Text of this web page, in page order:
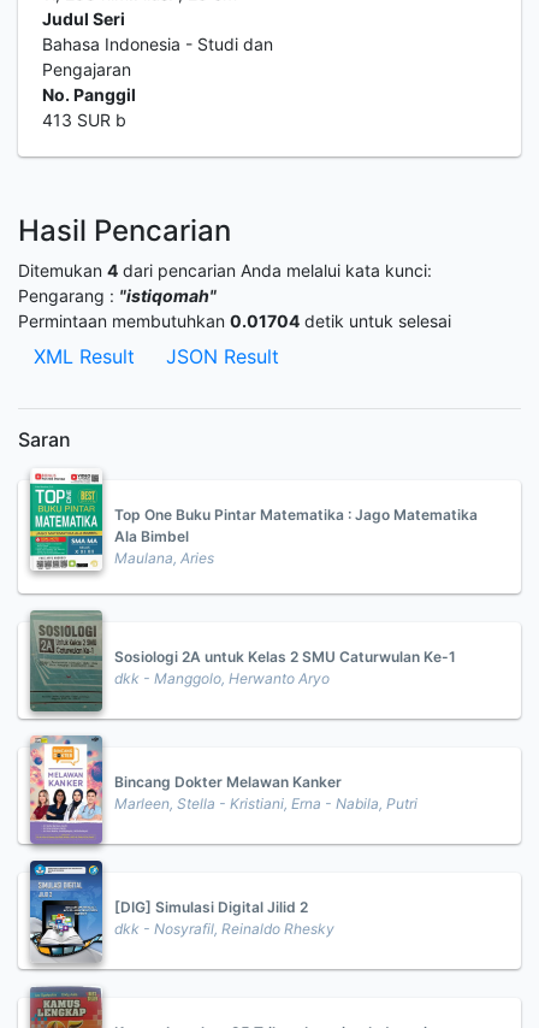
Judul Seri
Bahasa Indonesia - Studi dan
Pengajaran
No. Panggil
413 SUR b
Hasil Pencarian
Ditemukan 4 dari pencarian Anda melalui kata kunci:
Pengarang : "istiqomah"
Permintaan membutuhkan 0.01704 detik untuk selesai
XML Result JSON Result
Saran
Top One Buku Pintar Matematika : Jago Matematika
Ala Bimbel
Maulana, Aries
Sosiologi 2A untuk Kelas 2 SMU Caturwulan Ke-1
dkk - Manggolo, Herwanto Aryo
Bincang Dokter Melawan Kanker
Marleen, Stella - Kristiani, Erna - Nabila, Putri
[DIG] Simulasi Digital Jilid 2
dkk - Nosyrafil, Reinaldo Rhesky